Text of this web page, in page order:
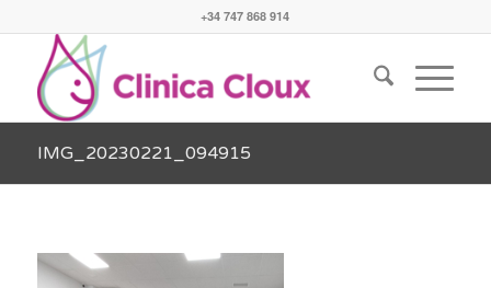
+34 747 868 914
IMG_20230221_094915